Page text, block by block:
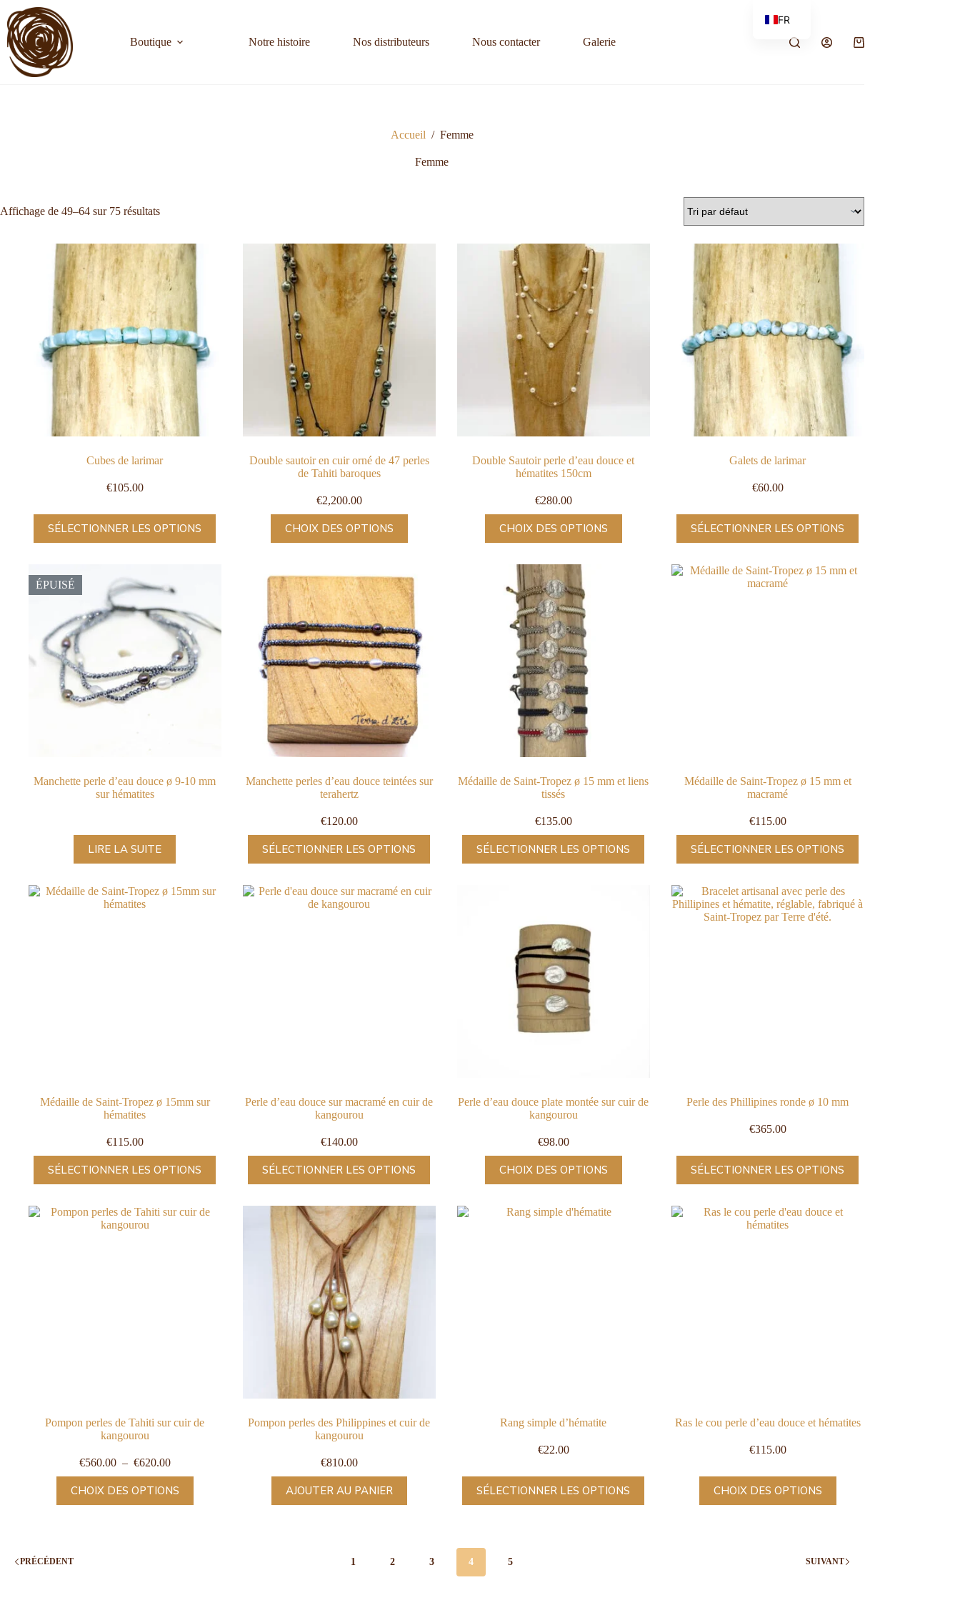
Boutique Notre histoire Nos distributeurs Nous contacter Galerie
Accueil / Femme
Femme
Affichage de 49–64 sur 75 résultats
Cubes de larimar
€105.00
SÉLECTIONNER LES OPTIONS
Double sautoir en cuir orné de 47 perles
de Tahiti baroques
€2,200.00
CHOIX DES OPTIONS
Double Sautoir perle d’eau douce et
hématites 150cm
€280.00
CHOIX DES OPTIONS
Galets de larimar
€60.00
SÉLECTIONNER LES OPTIONS
ÉPUISÉ
Manchette perle d’eau douce ø 9-10 mm
sur hématites
LIRE LA SUITE
Manchette perles d’eau douce teintées sur
terahertz
€120.00
SÉLECTIONNER LES OPTIONS
Médaille de Saint-Tropez ø 15 mm et liens
tissés
€135.00
SÉLECTIONNER LES OPTIONS
Médaille de Saint-Tropez ø 15 mm et
macramé
€115.00
SÉLECTIONNER LES OPTIONS
Médaille de Saint-Tropez ø 15mm sur
hématites
€115.00
SÉLECTIONNER LES OPTIONS
Perle d’eau douce sur macramé en cuir de
kangourou
€140.00
SÉLECTIONNER LES OPTIONS
Perle d’eau douce plate montée sur cuir de
kangourou
€98.00
CHOIX DES OPTIONS
Perle des Phillipines ronde ø 10 mm
€365.00
SÉLECTIONNER LES OPTIONS
Pompon perles de Tahiti sur cuir de
kangourou
€560.00 – €620.00
CHOIX DES OPTIONS
Pompon perles des Philippines et cuir de
kangourou
€810.00
AJOUTER AU PANIER
Rang simple d’hématite
€22.00
SÉLECTIONNER LES OPTIONS
Ras le cou perle d’eau douce et hématites
€115.00
CHOIX DES OPTIONS
PRÉCÉDENT 1 2 3 4 5 SUIVANT
FR
EN